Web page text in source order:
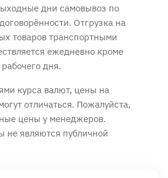
дни самовывоз по
Отгрузка на
товаров транспортными
ежедневно кроме
дня.
курса валют, цены на
отличаться. Пожалуйста,
цены у менеджеров.
не являются публичной